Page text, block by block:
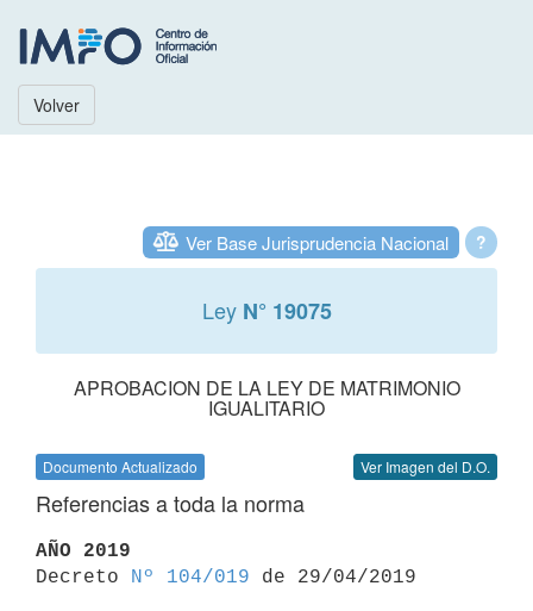
Volver
?
Ver Base Jurisprudencia Nacional
Ley N° 19075
APROBACION DE LA LEY DE MATRIMONIO
IGUALITARIO
Documento Actualizado Ver Imagen del D.O.
Referencias a toda la norma
AÑO 2019
Decreto
Nº 104/019 de 29/04/2019